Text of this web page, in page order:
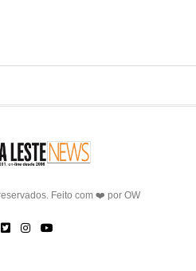
Feito com ❤️ por OW